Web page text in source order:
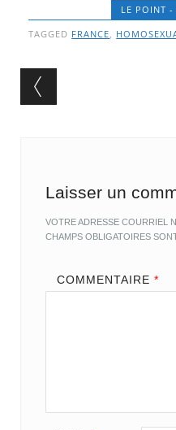
LE POINT -
TAGGED FRANCE,
Post
Laisser un
VOTRE ADRESSE COURRIEL
CHAMPS OBLIGATOIRES
COMMENTAIRE *